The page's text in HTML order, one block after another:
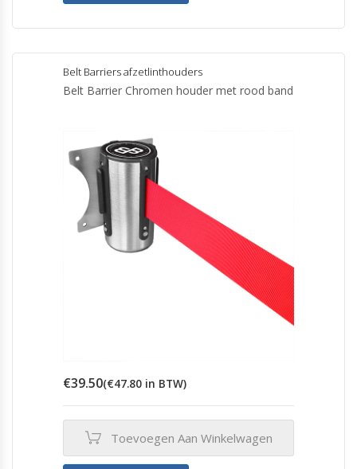
Belt Barriers afzetlinthouders
Belt Barrier Chromen houder met rood band
€39.50(€47.80 in BTW)
Toevoegen Aan Winkelwagen